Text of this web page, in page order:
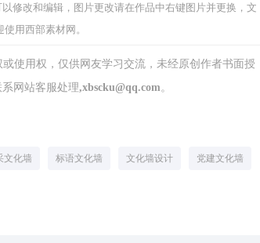
修改和编辑，图片更改请在作品中右键图片并更换，文
用西部素材网。
使用权，仅供网友学习交流，未经原创作者书面授
网站客服处理,xbscku@qq.com。
文化墙 标语文化墙 文化墙设计 党建文化墙